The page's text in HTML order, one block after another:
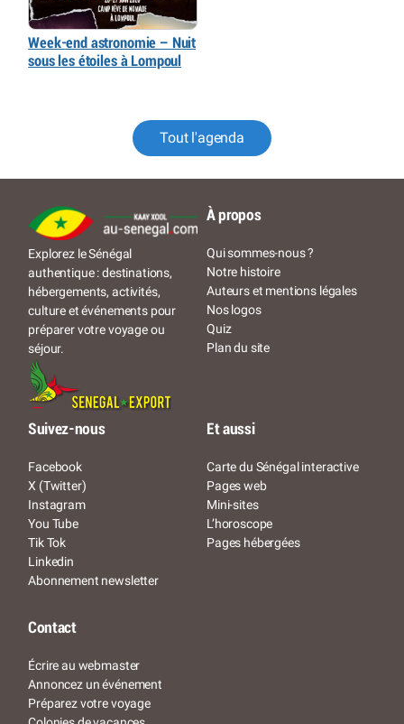
Week-end astronomie – Nuit
sous les étoiles à Lompoul
Tout l'agenda
Explorez le Sénégal
authentique : destinations,
hébergements, activités,
culture et événements pour
préparer votre voyage ou
séjour.
À propos
Qui sommes-nous ?
Notre histoire
Auteurs et mentions légales
Nos logos
Quiz
Plan du site
Suivez-nous
Facebook
X (Twitter)
Instagram
You Tube
Tik Tok
Linkedin
Abonnement newsletter
Et aussi
Carte du Sénégal interactive
Pages web
Mini-sites
L’horoscope
Pages hébergées
Contact
Écrire au webmaster
Annoncez un événement
Préparez votre voyage